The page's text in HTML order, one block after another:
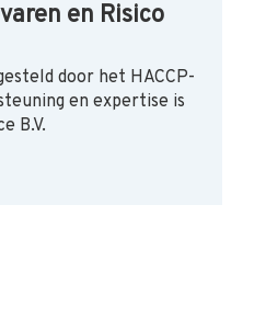
en Risico
door het HACCP-
en expertise is
B.V.